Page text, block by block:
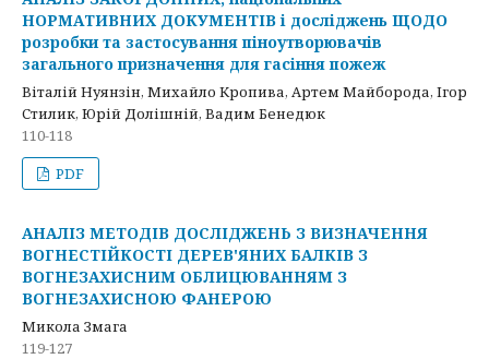
НОРМАТИВНИХ ДОКУМЕНТІВ і досліджень ЩОДО
розробки та застосування піноутворювачів
загального призначення для гасіння пожеж
Віталій Нуянзін, Михайло Кропива, Артем Майборода, Ігор
Стилик, Юрій Долішній, Вадим Бенедюк
110-118
PDF
АНАЛІЗ МЕТОДІВ ДОСЛІДЖЕНЬ З ВИЗНАЧЕННЯ
ВОГНЕСТІЙКОСТІ ДЕРЕВ'ЯНИХ БАЛКІВ З
ВОГНЕЗАХИСНИМ ОБЛИЦЮВАННЯМ З
ВОГНЕЗАХИСНОЮ ФАНЕРОЮ
Микола Змага
119-127